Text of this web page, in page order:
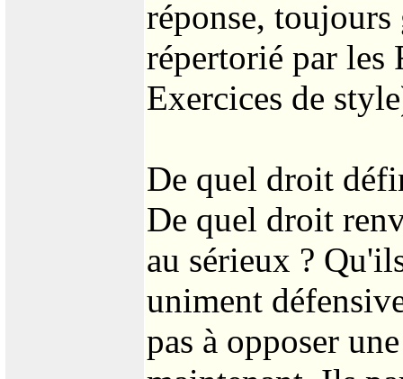
réponse, toujours
répertorié par
Exercices de
De quel droit
De quel droit
au sérieux ?
uniment
pas à opposer